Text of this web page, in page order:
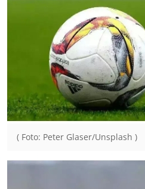
( Foto: Peter Glaser/Unsplash )